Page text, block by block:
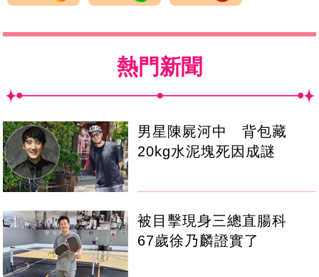
熱門新聞
男星陳屍河中 背包藏
20kg水泥塊死因成謎
被目擊現身三總直腸科
67歲徐乃麟證實了